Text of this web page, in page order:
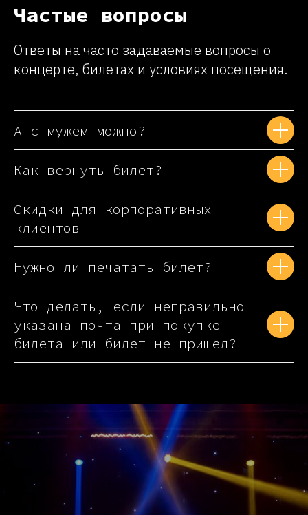
Частые вопросы
Ответы на часто задаваемые вопросы о
концерте, билетах и условиях посещения.
А с мужем можно?
Как вернуть билет?
Скидки для корпоративных
клиентов
Нужно ли печатать билет?
Что делать, если неправильно
указана почта при покупке
билета или билет не пришел?